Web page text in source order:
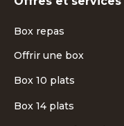
Box repas
Offrir une box
Box 10 plats
Box 14 plats